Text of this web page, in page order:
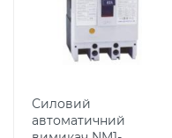
Силовий
автоматичний